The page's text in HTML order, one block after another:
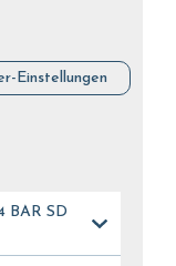
Einstellungen
BAR SD